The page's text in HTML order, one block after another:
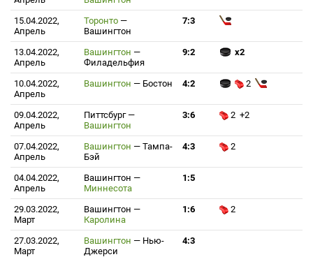
15.04.2022,
Апрель
Торонто —
Вашингтон
7:3
13.04.2022,
Апрель
Вашингтон —
Филадельфия
9:2 x2
10.04.2022,
Апрель
Вашингтон — Бостон 4:2 2
09.04.2022,
Апрель
Питтсбург —
Вашингтон
3:6 2 +2
07.04.2022,
Апрель
Вашингтон — Тампа-
Бэй
4:3 2
04.04.2022,
Апрель
Вашингтон —
Миннесота
1:5
29.03.2022,
Март
Вашингтон —
Каролина
1:6 2
27.03.2022,
Март
Вашингтон — Нью-
Джерси
4:3